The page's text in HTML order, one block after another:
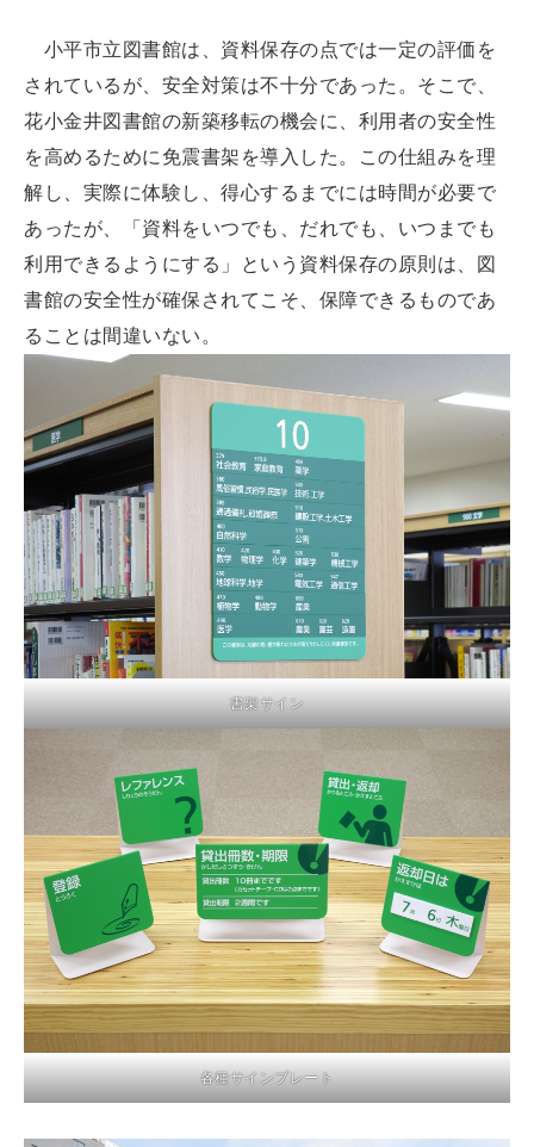
小平市立図書館は、資料保存の点では一定の評価を
されているが、安全対策は不十分であった。そこで、
花小金井図書館の新築移転の機会に、利用者の安全性
を高めるために免震書架を導入した。この仕組みを理
解し、実際に体験し、得心するまでには時間が必要で
あったが、「資料をいつでも、だれでも、いつまでも
利用できるようにする」という資料保存の原則は、図
書館の安全性が確保されてこそ、保障できるものであ
ることは間違いない。
書架サイン
各種サインプレート